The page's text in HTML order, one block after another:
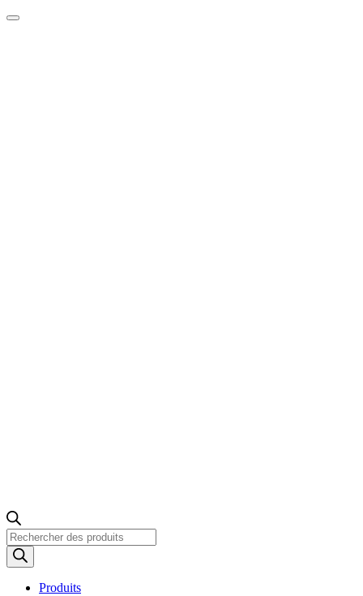
Recherche
de
produits
Produits